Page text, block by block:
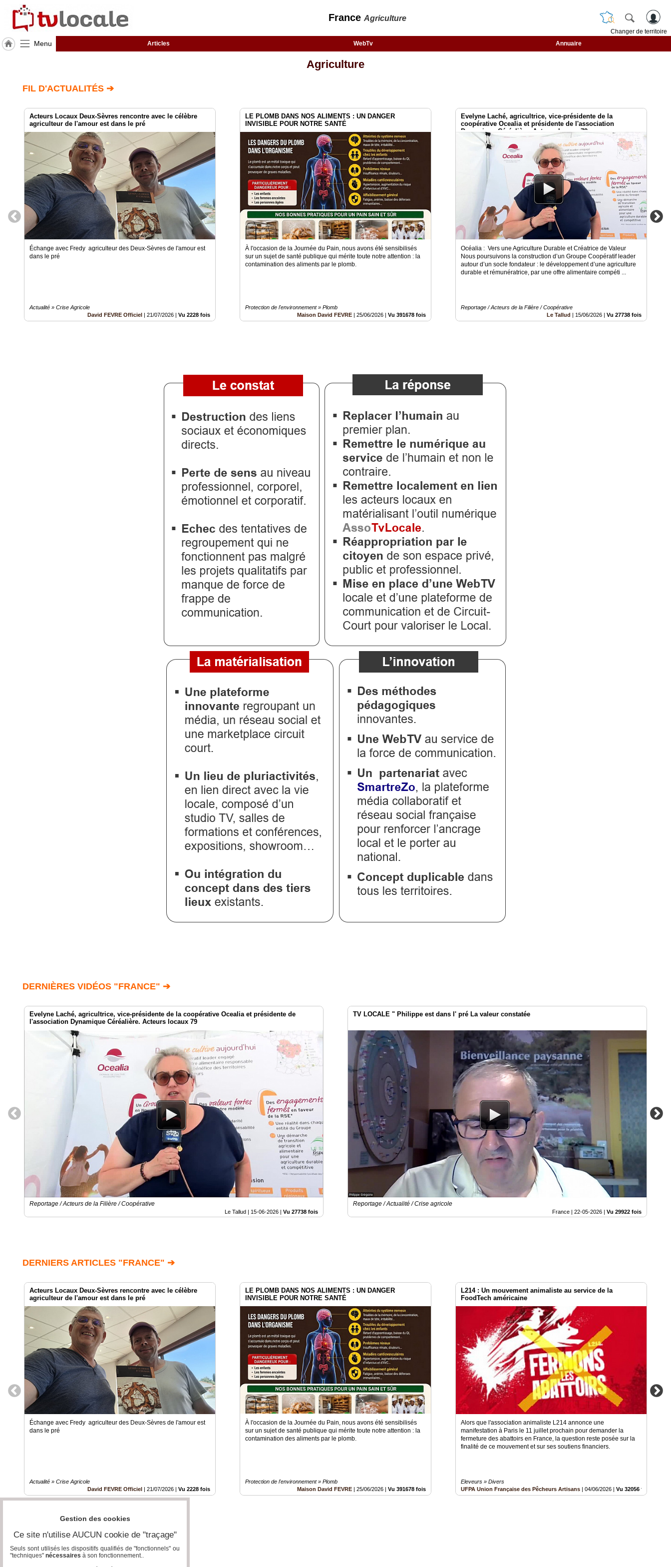
France Agriculture
Changer de territoire
Menu Articles WebTv Annuaire
RUBRIQUES
Agenda
Gazette
Vidéos
Agriculture
FIL D'ACTUALITÉS ➔
Acteurs Locaux Deux-Sèvres rencontre avec le célèbre
agriculteur de l'amour est dans le pré
Échange avec Fredy agriculteur des Deux-Sèvres de l'amour est
dans le pré
Actualité » Crise Agricole
David FEVRE Officiel | 21/07/2026 | Vu 2228 fois
LE PLOMB DANS NOS ALIMENTS : UN DANGER
INVISIBLE POUR NOTRE SANTÉ
À l'occasion de la Journée du Pain, nous avons été sensibilisés
sur un sujet de santé publique qui mérite toute notre attention : la
contamination des aliments par le plomb.
Protection de l'environnement » Plomb
Maison David FEVRE | 25/06/2026 | Vu 391678 fois
Evelyne Laché, agricultrice, vice-présidente de la
coopérative Ocealia et présidente de l'association
Dynamique Céréalière. Acteurs locaux 79
Océalia : Vers une Agriculture Durable et Créatrice de Valeur
Nous poursuivons la construction d’un Groupe Coopératif leader
autour d’un socle fondateur : le développement d’une agriculture
durable et rémunératrice, par une offre alimentaire compéti ...
Reportage / Acteurs de la Filière / Coopérative
Le Tallud | 15/06/2026 | Vu 27738 fois
DERNIÈRES VIDÉOS "FRANCE" ➔
Evelyne Laché, agricultrice, vice-présidente de la coopérative Ocealia et présidente de
l'association Dynamique Céréalière. Acteurs locaux 79
Reportage / Acteurs de la Filière / Coopérative
Le Tallud | 15-06-2026 Vu 27738 fois
TV LOCALE " Philippe est dans l' pré La valeur constatée
Reportage / Actualité / Crise agricole
France | 22-05-2026 Vu 29922 fois
DERNIERS ARTICLES "FRANCE" ➔
Acteurs Locaux Deux-Sèvres rencontre avec le célèbre
agriculteur de l'amour est dans le pré
Échange avec Fredy agriculteur des Deux-Sèvres de l'amour est
dans le pré
Actualité » Crise Agricole
David FEVRE Officiel
21/07/2026 Vu 2228 fois
LE PLOMB DANS NOS ALIMENTS : UN DANGER
INVISIBLE POUR NOTRE SANTÉ
À l'occasion de la Journée du Pain, nous avons été sensibilisés
sur un sujet de santé publique qui mérite toute notre attention : la
contamination des aliments par le plomb.
Protection de l'environnement » Plomb
Maison David FEVRE
25/06/2026 Vu 391678 fois
L214 : Un mouvement animaliste au service de la
FoodTech américaine
Alors que l'association animaliste L214 annonce une
manifestation à Paris le 11 juillet prochain pour demander la
fermeture des abattoirs en France, la question reste posée sur la
finalité de ce mouvement et sur ses soutiens financiers.
Eleveurs » Divers
UFPA Union Française des Pêcheurs Artisans
04/06/2026 Vu 32056 fois
Gestion des cookies
Ce site n'utilise AUCUN cookie de "traçage"
Seuls sont utilisés les dispositifs qualifiés de "fonctionnels" ou
"techniques" nécessaires à son fonctionnement..